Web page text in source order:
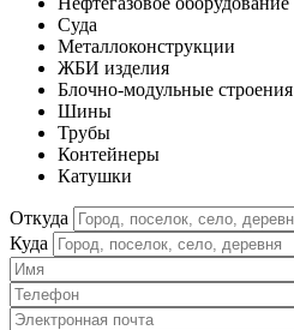
Cуда
Металлоконструкции
ЖБИ изделия
Блочно-модульные строения
Шины
Трубы
Контейнеры
Катушки
Откуда
Куда